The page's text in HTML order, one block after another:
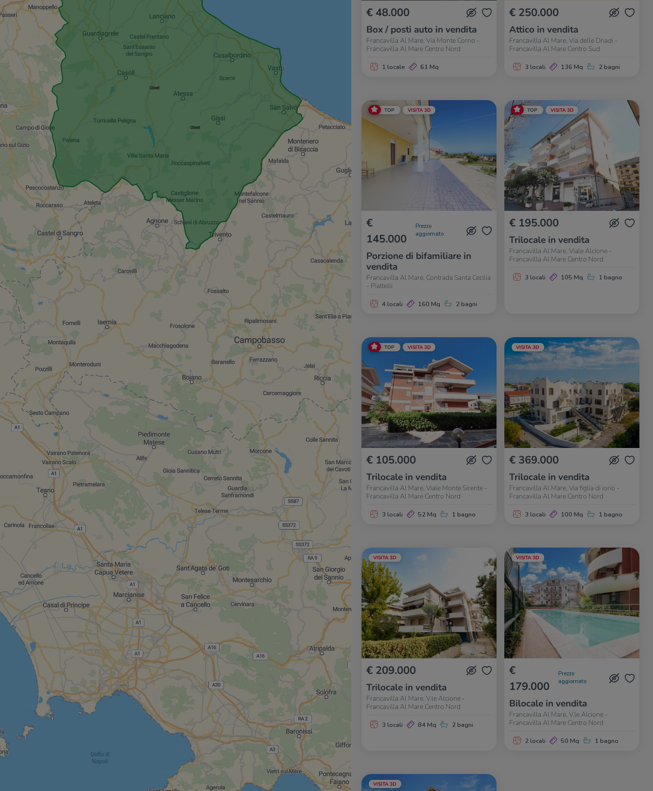
€ 48.000
Box / posti auto in vendita
Francavilla Al Mare, Via Monte Corno -
Francavilla Al Mare Centro Nord
1 locale 61 Mq
€ 250.000
Attico in vendita
Francavilla Al Mare, Via delle Driadi -
Francavilla Al Mare Centro Sud
3 locali 136 Mq 2 bagni
TOP VISITA 3D
€
145.000
Prezzo
aggiornato
Porzione di bifamiliare in
vendita
Francavilla Al Mare, Contrada Santa Cecilia
- Piattelli
4 locali 160 Mq 2 bagni
TOP VISITA 3D
€ 195.000
Trilocale in vendita
Francavilla Al Mare, Viale Alcione -
Francavilla Al Mare Centro Nord
3 locali 105 Mq 1 bagno
TOP VISITA 3D
€ 105.000
Trilocale in vendita
Francavilla Al Mare, Viale Monte Sirente -
Francavilla Al Mare Centro Nord
3 locali 52 Mq 1 bagno
VISITA 3D
€ 369.000
Trilocale in vendita
Francavilla Al Mare, Via figlia di iorio -
Francavilla Al Mare Centro Nord
3 locali 100 Mq 1 bagno
VISITA 3D
€ 209.000
Trilocale in vendita
Francavilla Al Mare, V.le Alcione -
Francavilla Al Mare Centro Nord
3 locali 84 Mq 2 bagni
VISITA 3D
€
179.000
Prezzo
aggiornato
Bilocale in vendita
Francavilla Al Mare, V.le Alcione -
Francavilla Al Mare Centro Nord
2 locali 50 Mq 1 bagno
VISITA 3D